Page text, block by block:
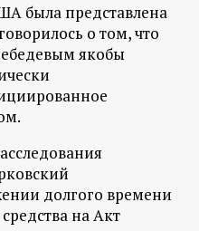
была представлена
о том, что
якобы
долгого времени
на Акт